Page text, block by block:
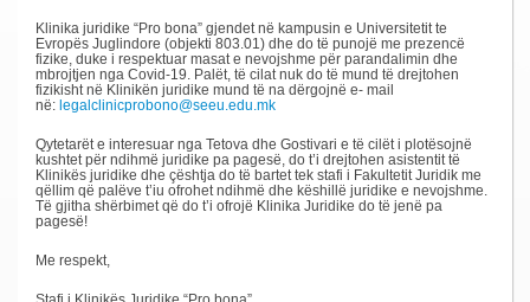
Klinika juridike “Pro bona” gjendet në kampusin e Universitetit te
Evropës Juglindore (objekti 803.01) dhe do të punojë me prezencë
fizike, duke i respektuar masat e nevojshme për parandalimin dhe
mbrojtjen nga Covid-19. Palët, të cilat nuk do të mund të drejtohen
fizikisht në Klinikën juridike mund të na dërgojnë e- mail
në: legalclinicprobono@seeu.edu.mk
Qytetarët e interesuar nga Tetova dhe Gostivari e të cilët i plotësojnë
kushtet për ndihmë juridike pa pagesë, do t’i drejtohen asistentit të
Klinikës juridike dhe çështja do të bartet tek stafi i Fakultetit Juridik me
qëllim që palëve t’iu ofrohet ndihmë dhe këshillë juridike e nevojshme.
Të gjitha shërbimet që do t’i ofrojë Klinika Juridike do të jenë pa
pagesë!
Me respekt,